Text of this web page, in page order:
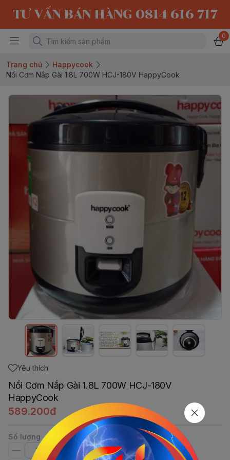
TƯ VẤN BÁN HÀNG 0814 616 717
0
Trang chủ
Happycook
Nồi Cơm Nắp Gài 1.8L 700W HCJ-180V HappyCook
Yêu thích
Nồi Cơm Nắp Gài 1.8L 700W HCJ-180V
HappyCook
589.200đ
Số lượng